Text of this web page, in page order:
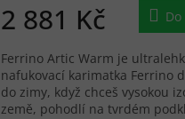
2 881 Kč
Ferrino Artic Warm je
nafukovací karimatka Ferrino
do zimy, když chceš vysokou
země, pohodlí na tvrdém